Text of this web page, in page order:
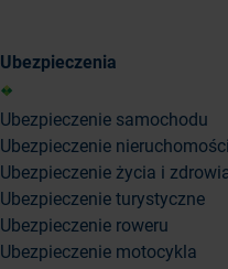
Ubezpieczenia
Ubezpieczenie samochodu
Ubezpieczenie nieruchomości
Ubezpieczenie życia i
Ubezpieczenie turystyczne
Ubezpieczenie roweru
Ubezpieczenie motocykla